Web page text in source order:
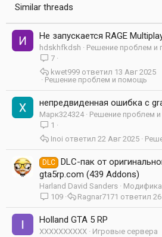
Similar threads
Не запускается RAGE
hdskhfkdsh
Решение проблем и
7
Решение проблем и помощь
13 Авг 2025
kwet999
непредвиденная ошибка с
Марк324324
Решение проблем
1
22 Авг 2025
Inoi
DLC
DLC-пак от
gta5rp.com (439 Addons)
Harland David Sanders
109
Ragnar7171
Holland GTA 5 RP
XXXXXXXXXX
Игровые сервера